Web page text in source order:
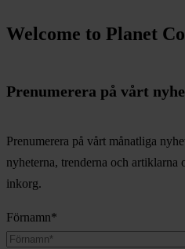
Welcome to Planet
Prenumerera på vårt
Prenumerera på vårt månatliga
nyheterna, trenderna och artiklarna
inkorg.
Förnamn*